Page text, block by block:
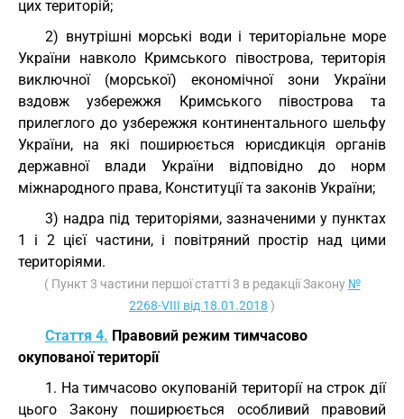
цих територій;
2) внутрішні морські води і територіальне море
України навколо Кримського півострова, територія
виключної (морської) економічної зони України
вздовж узбережжя Кримського півострова та
прилеглого до узбережжя континентального шельфу
України, на які поширюється юрисдикція органів
державної влади України відповідно до норм
міжнародного права, Конституції та законів України;
3) надра під територіями, зазначеними у пунктах
1 і 2 цієї частини, і повітряний простір над цими
територіями.
( Пункт 3 частини першої статті 3 в редакції Закону №
2268-VIII від 18.01.2018 )
Стаття 4. Правовий режим тимчасово
окупованої території
1. На тимчасово окупованій території на строк дії
цього Закону поширюється особливий правовий